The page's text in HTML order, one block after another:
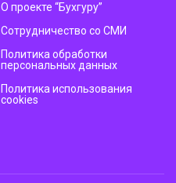
О проекте “Бухгуру”
Сотрудничество со СМИ
Политика обработки
персональных данных
Политика использования
cookies